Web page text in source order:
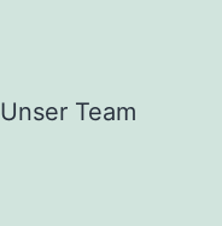
Unser Team